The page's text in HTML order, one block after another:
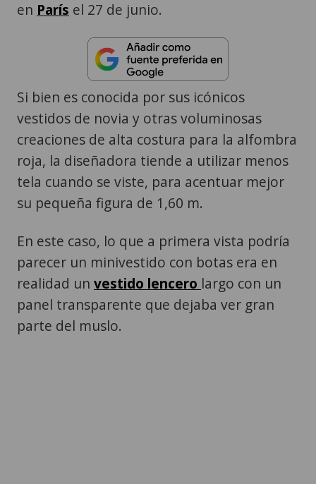
en París el 27 de junio.
Si bien es conocida por sus icónicos
vestidos de novia y otras voluminosas
creaciones de alta costura para la alfombra
roja, la diseñadora tiende a utilizar menos
tela cuando se viste, para acentuar mejor
su pequeña figura de 1,60 m.
En este caso, lo que a primera vista podría
parecer un minivestido con botas era en
realidad un vestido lencero largo con un
panel transparente que dejaba ver gran
parte del muslo.